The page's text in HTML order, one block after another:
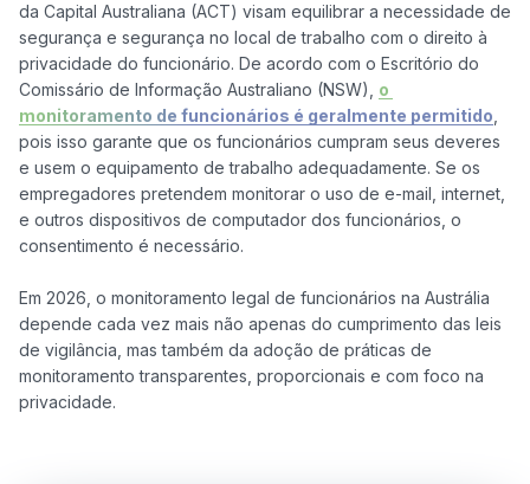
da Capital Australiana (ACT) visam equilibrar a necessidade de
segurança e segurança no local de trabalho com o direito à
privacidade do funcionário. De acordo com o Escritório do
Comissário de Informação Australiano (NSW), o
monitoramento de funcionários é geralmente permitido
pois isso garante que os funcionários cumpram seus deveres
e usem o equipamento de trabalho adequadamente. Se os
empregadores pretendem monitorar o uso de e-mail, internet,
e outros dispositivos de computador dos funcionários, o
consentimento é necessário.
Em 2026, o monitoramento legal de funcionários na Austrália
depende cada vez mais não apenas do cumprimento das leis
de vigilância, mas também da adoção de práticas de
monitoramento transparentes, proporcionais e com foco na